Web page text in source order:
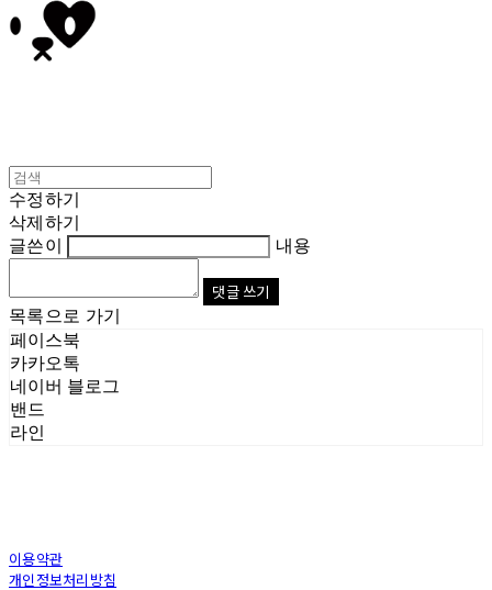
수정하기
삭제하기
글쓴이
내용
댓글 쓰기
목록으로 가기
페이스북
카카오톡
네이버 블로그
밴드
라인
이용약관
개인정보처리방침